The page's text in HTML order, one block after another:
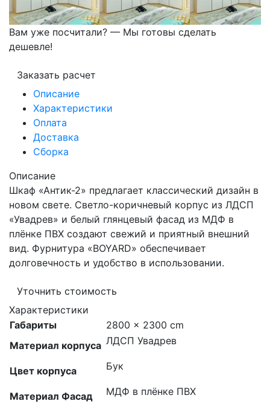
Вам уже посчитали? — Мы готовы сделать
дешевле!
Заказать расчет
Описание
Характеристики
Оплата
Доставка
Сборка
Описание
Шкаф «Антик-2» предлагает классический дизайн в
новом свете. Светло-коричневый корпус из ЛДСП
«Увадрев» и белый глянцевый фасад из МДФ в
плёнке ПВХ создают свежий и приятный внешний
вид. Фурнитура «BOYARD» обеспечивает
долговечность и удобство в использовании.
Уточнить стоимость
Характеристики
Габариты
2800 × 2300 cm
Материал корпуса ЛДСП Увадрев
Цвет корпуса Бук
Материал Фасад МДФ в плёнке ПВХ